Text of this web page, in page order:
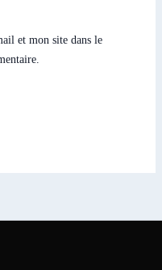
et mon site dans le